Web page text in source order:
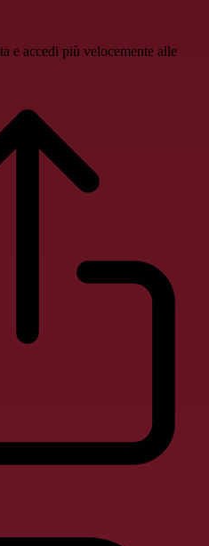
e accedi più velocemente alle